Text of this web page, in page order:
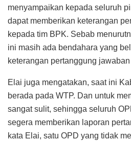
menyampaikan kepada seluruh
dapat memberikan keterangan
kepada tim BPK. Sebab
ini masih ada bendahara yang
keterangan pertanggung
Elai juga mengatakan, saat ini
berada pada WTP. Dan untuk
sangat sulit, sehingga seluruh
segera memberikan laporan
kata Elai, satu OPD yang tidak